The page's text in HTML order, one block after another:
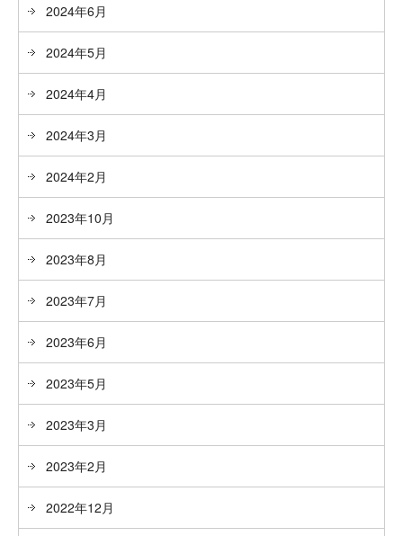
2024年6月
2024年5月
2024年4月
2024年3月
2024年2月
2023年10月
2023年8月
2023年7月
2023年6月
2023年5月
2023年3月
2023年2月
2022年12月